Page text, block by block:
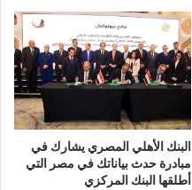
البنك الأهلي المصري يشارك في
مبادرة حدث بياناتك في مصر التي
أطلقها البنك المركزي